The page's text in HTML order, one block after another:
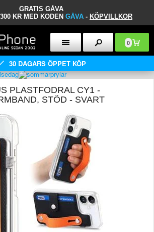
GRATIS GÅVA
KR MED KODEN GÅVA - KÖPVILLKOR
0
30 DAGARS ÖPPET KÖP
PLASTFODRAL CY1 -
STÖD - SVART